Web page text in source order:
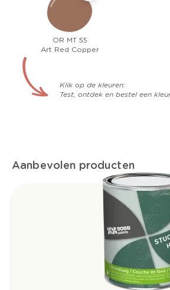
OR MT 55
Art Red Copper
Klik op de kleuren:
Test, ontdek en bestel een
Aanbevolen producten